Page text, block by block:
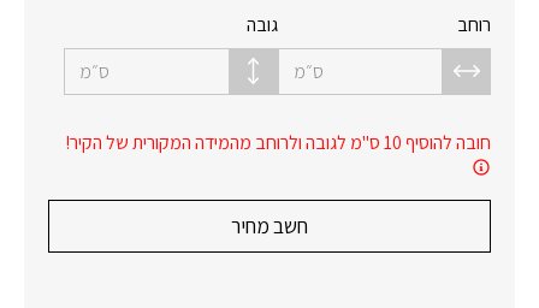
רוחב
ס״מ
גובה
ס״מ
חובה להוסיף 10 ס"מ לגובה ולרוחב מהמידה המקורית של הקיר!
חשב מחיר